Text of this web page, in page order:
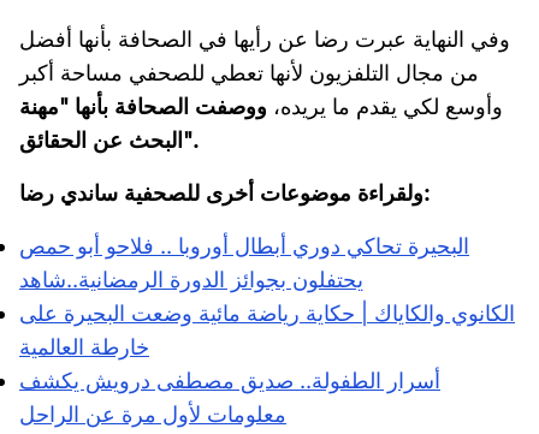
وفي النهاية عبرت رضا عن رأيها في الصحافة بأنها أفضل
من مجال التلفزيون لأنها تعطي للصحفي مساحة أكبر
وأوسع لكي يقدم ما يريده، ووصفت الصحافة بأنها "مهنة
البحث عن الحقائق".
ولقراءة موضوعات أخرى للصحفية ساندي رضا:
البحيرة تحاكي دوري أبطال أوروبا .. فلاحو أبو حمص
يحتفلون بجوائز الدورة الرمضانية..شاهد
الكانوي والكاياك | حكاية رياضة مائية وضعت البحيرة على
خارطة العالمية
أسرار الطفولة.. صديق مصطفى درويش يكشف
معلومات لأول مرة عن الراحل